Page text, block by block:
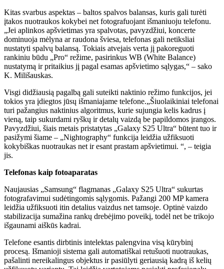
Kitas svarbus aspektas – baltos spalvos balansas, kuris gali turėti
įtakos nuotraukos kokybei net fotografuojant išmaniuoju telefonu.
„Jei aplinkos apšvietimas yra spalvotas, pavyzdžiui, koncerte
dominuoja mėlyna ar raudona šviesa, telefonas gali netiksliai
nustatyti spalvų balansą. Tokiais atvejais verta jį pakoreguoti
rankiniu būdu „Pro“ režime, pasirinkus WB (White Balance)
nustatymą ir pritaikius jį pagal esamas apšvietimo sąlygas,“ – sako
K. Milišauskas.
Visgi didžiausią pagalbą gali suteikti naktinio režimo funkcijos, jei
tokios yra įdiegtos jūsų išmaniajame telefone.„Šiuolaikiniai telefonai
turi pažangius naktinius algoritmus, kurie sujungia kelis kadrus į
vieną, taip sukurdami ryškų ir detalų vaizdą be papildomos įrangos.
Pavyzdžiui, šiais metais pristatytas „Galaxy S25 Ultra“ būtent tuo ir
pasižymi šiame – „Nightography“ funkcija leidžia užfiksuoti
kokybiškas nuotraukas net ir esant prastam apšvietimui. “, – teigia
jis.
Telefonas kaip fotoaparatas
Naujausias „Samsung“ flagmanas „Galaxy S25 Ultra“ sukurtas
fotografavimui sudėtingomis sąlygomis. Pažangi 200 MP kamera
leidžia užfiksuoti itin detalius vaizdus net tamsoje. Optinė vaizdo
stabilizacija sumažina rankų drebėjimo poveikį, todėl net be trikojo
išgaunami aiškūs kadrai.
Telefone esantis dirbtinis intelektas palengvina visą kūrybinį
procesą. Išmanioji sistema gali automatiškai retušuoti nuotraukas,
pašalinti nereikalingus objektus ir pasiūlyti geriausią kadrą iš kelių